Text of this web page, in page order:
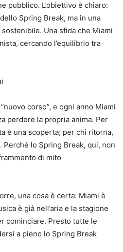
pubblico. L’obiettivo è chiaro:
Spring Break, ma in una
Una sfida che Miami
cercando l’equilibrio tra
corso”, e ogni anno Miami
perdere la propria anima. Per
è una scoperta; per chi ritorna,
lo Spring Break, qui, non
di mito
una cosa è certa: Miami è
è già nell’aria e la stagione
cominciare. Presto tutte le
a pieno lo Spring Break